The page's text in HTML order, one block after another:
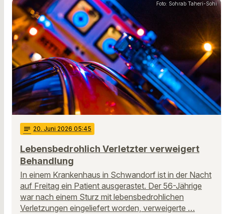
Foto: Sohrab Taheri-Sohi
notes 20. Juni 2026 05:45
Lebensbedrohlich Verletzter verweigert
Behandlung
In einem Krankenhaus in Schwandorf ist in der Nacht
auf Freitag ein Patient ausgerastet. Der 56-Jährige
war nach einem Sturz mit lebensbedrohlichen
Verletzungen eingeliefert worden, verweigerte …